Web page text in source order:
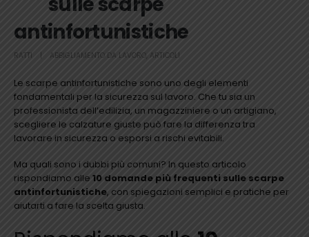
antinfortunistiche
RATTI ABBIGLIAMENTO DA LAVORO, ARTICOLI
Le scarpe antinfortunistiche sono uno degli elementi
fondamentali per la sicurezza sul lavoro. Che tu sia un
professionista dell’edilizia, un magazziniere o un artigiano,
scegliere le calzature giuste può fare la differenza tra
lavorare in sicurezza o esporsi a rischi evitabili.
Ma quali sono i dubbi più comuni? In questo articolo
rispondiamo alle 10 domande più frequenti sulle scarpe
antinfortunistiche, con spiegazioni semplici e pratiche per
aiutarti a fare la scelta giusta.